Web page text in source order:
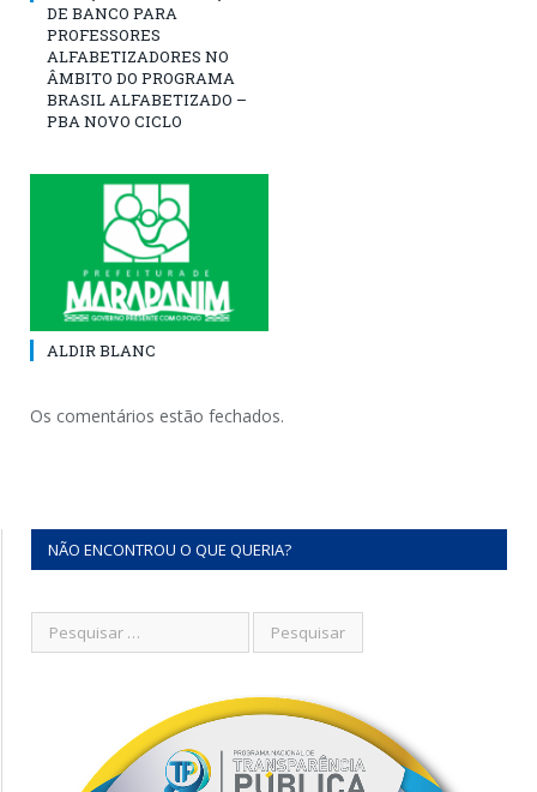
DE BANCO PARA
PROFESSORES
ALFABETIZADORES NO
ÂMBITO DO PROGRAMA
BRASIL ALFABETIZADO –
PBA NOVO CICLO
ALDIR BLANC
Os comentários estão fechados.
NÃO ENCONTROU O QUE QUERIA?